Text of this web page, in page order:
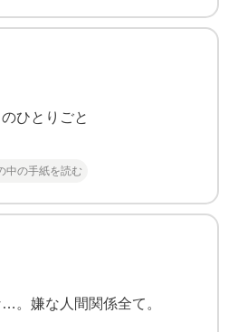
ひとりごと
中の手紙を読む
。嫌な人間関係全て。